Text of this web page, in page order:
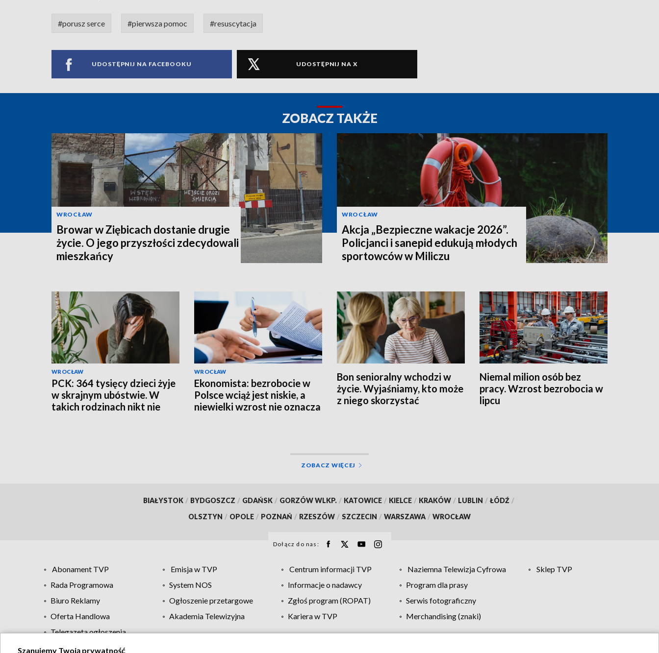
#porusz serce #pierwsza pomoc #resuscytacja
UDOSTĘPNIJ NA FACEBOOKU UDOSTĘPNIJ NA X
ZOBACZ TAKŻE
WROCŁAW
Browar w Ziębicach dostanie drugie
życie. O jego przyszłości zdecydowali
mieszkańcy
WROCŁAW
Akcja „Bezpieczne wakacje 2026”.
Policjanci i sanepid edukują młodych
sportowców w Miliczu
WROCŁAW
PCK: 364 tysięcy dzieci żyje
w skrajnym ubóstwie. W
takich rodzinach nikt nie
WROCŁAW
Ekonomista: bezrobocie w
Polsce wciąż jest niskie, a
niewielki wzrost nie oznacza
Bon senioralny wchodzi w
życie. Wyjaśniamy, kto może
z niego skorzystać
Niemal milion osób bez
pracy. Wzrost bezrobocia w
lipcu
ZOBACZ WIĘCEJ
BIAŁYSTOK / BYDGOSZCZ / GDAŃSK / GORZÓW WLKP. / KATOWICE / KIELCE / KRAKÓW / LUBLIN / ŁÓDŹ /
OLSZTYN / OPOLE / POZNAŃ / RZESZÓW / SZCZECIN / WARSZAWA / WROCŁAW
Dołącz do nas:
Abonament TVP Emisja w TVP Centrum informacji TVP Naziemna Telewizja Cyfrowa
Sklep TVP
Rada Programowa
System NOS Informacje o nadawcy
Program dla prasy
Biuro Reklamy
Ogłoszenie przetargowe Zgłoś program (ROPAT)
Serwis fotograficzny
Oferta Handlowa
Akademia Telewizyjna Kariera w TVP
Merchandising (znaki)
Telegazeta ogłoszenia
Szanujemy Twoją prywatność